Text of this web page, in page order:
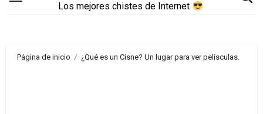
Los mejores chistes de Internet
Página de inicio ¿Qué es un Cisne? Un lugar para ver pelísculas.